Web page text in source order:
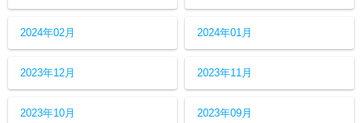
2024年02月 2024年01月
2023年12月 2023年11月
2023年10月 2023年09月